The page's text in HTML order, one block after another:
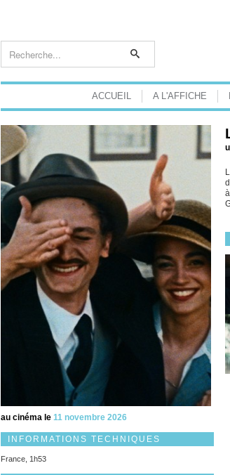
ACCUEIL A L'AFFICHE
au cinéma le 11 novembre 2026
INFORMATIONS TECHNIQUES
France, 1h53